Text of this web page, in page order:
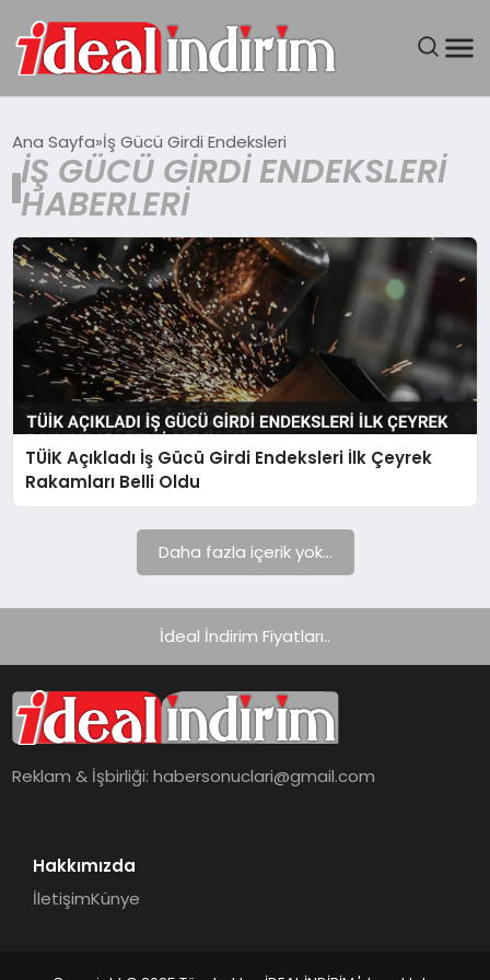
BILGISAYAR
DÜNYA
SEYAHAT
TEKNOLOJI
YAŞAM
Ana Sayfa İş Gücü Girdi Endeksleri
İŞ GÜCÜ GIRDI ENDEKSLERI
HABERLERI
TÜİK Açıkladı İş Gücü Girdi Endeksleri İlk Çeyrek
Rakamları Belli Oldu
Daha fazla içerik yok...
İdeal İndirim Fiyatları..
Reklam & İşbirliği:habersonuclari@gmail.com
Hakkımızda
İletişimKünye